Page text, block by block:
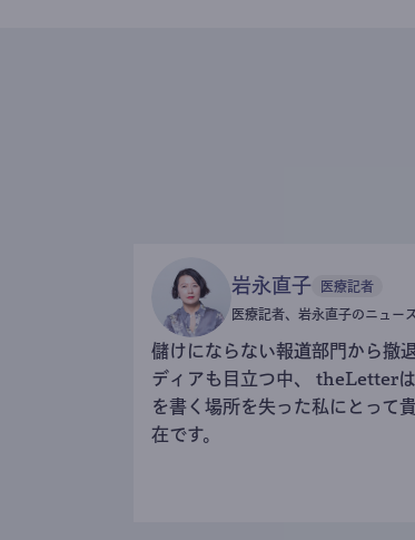
岩永直子 医療記者
医療記者、岩永直子のニュー
儲けにならない報道部門から撤退
ディアも目立つ中、 theLetter
を書く場所を失った私にとって
在です。